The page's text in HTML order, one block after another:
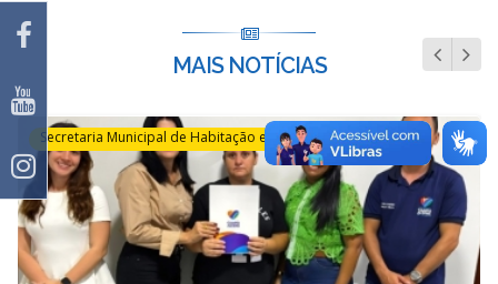
MAIS NOTÍCIAS
Secretaria Municipal de Habitação e regularização